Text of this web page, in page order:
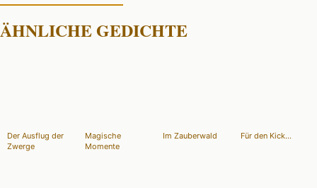
ÄHNLICHE GEDICHTE
Der Ausflug der
Zwerge
Magische
Momente
Im Zauberwald Für den Kick...